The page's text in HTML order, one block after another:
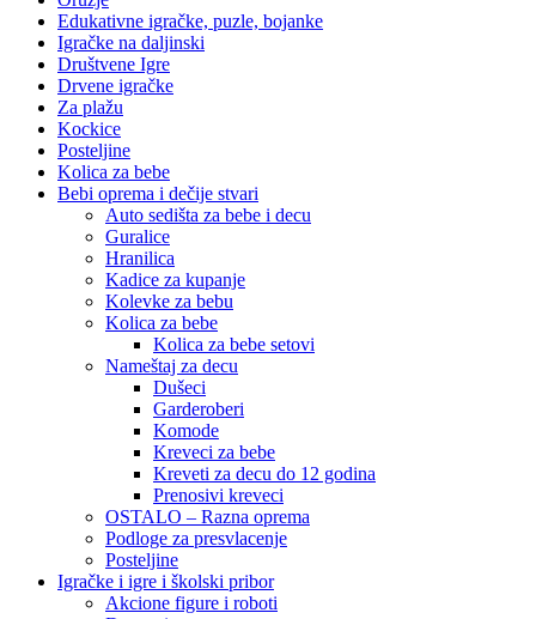
Edukativne igračke, puzle, bojanke
Igračke na daljinski
Društvene Igre
Drvene igračke
Za plažu
Kockice
Posteljine
Kolica za bebe
Bebi oprema i dečije stvari
Auto sedišta za bebe i decu
Guralice
Hranilica
Kadice za kupanje
Kolevke za bebu
Kolica za bebe
Kolica za bebe setovi
Nameštaj za decu
Dušeci
Garderoberi
Komode
Kreveci za bebe
Kreveti za decu do 12 godina
Prenosivi kreveci
OSTALO – Razna oprema
Podloge za presvlacenje
Posteljine
Igračke i igre i školski pribor
Akcione figure i roboti